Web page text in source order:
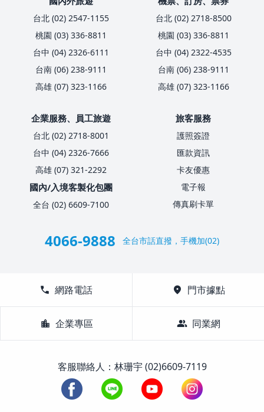
台北 (02) 2547-1155
桃園 (03) 336-8811
台中 (04) 2326-6111
台南 (06) 238-9111
高雄 (07) 323-1166
台北 (02) 2718-8500
桃園 (03) 336-8811
台中 (04) 2322-4535
台南 (06) 238-9111
高雄 (07) 323-1166
企業服務、員工旅遊
台北 (02) 2718-8001
台中 (04) 2326-7666
高雄 (07) 321-2292
國內/入境客製化包團
全台 (02) 6609-7100
旅客服務
護照簽證
匯款資訊
卡友優惠
電子報
傳真刷卡單
4066-9888 全台市話直撥，手機加(02)
call 網路電話 location_on 門市據點
location_city 企業專區 group 同業網
客服聯絡人：林珊宇 (02)6609-7119